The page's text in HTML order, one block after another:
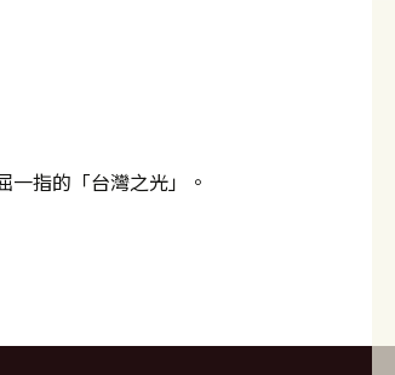
指的「台灣之光」。